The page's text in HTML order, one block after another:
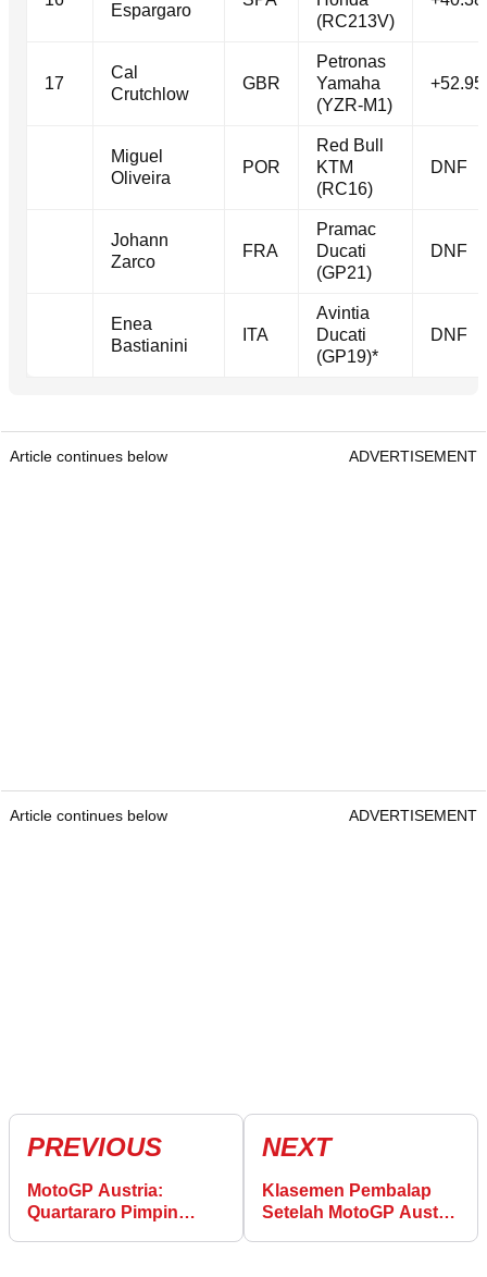
Espargaro
(RC213V)
17
Cal
Crutchlow
GBR
Petronas
Yamaha
(YZR-M1)
Miguel
Oliveira
POR
Red Bull
KTM
(RC16)
DNF
Johann
Zarco
FRA
Pramac
Ducati
(GP21)
DNF
Enea
Bastianini
ITA
Avintia
Ducati
(GP19)*
DNF
Article continues below ADVERTISEMENT
Article continues below ADVERTISEMENT
PREVIOUS
MotoGP Austria:
Quartararo Pimpin
NEXT
Klasemen Pembalap
Setelah MotoGP Austria